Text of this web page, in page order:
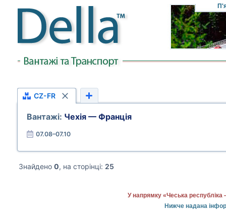
CZ-FR
Вантажі: Чехія — Франція
07.08–07.10
Знайдено 0, на сторінці: 25
У напрямку «Чеська
Нижче надана